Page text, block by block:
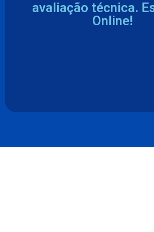
avaliação técnica.
Online!